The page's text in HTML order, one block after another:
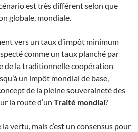
est très différent selon que
globale, mondiale.
vers un taux d’impôt minimum
comme un taux planché par
de la traditionnelle coopération
un impôt mondial de base,
de la pleine souveraineté des
la route d’un Traité mondial?
vertu, mais c’est un consensus pour